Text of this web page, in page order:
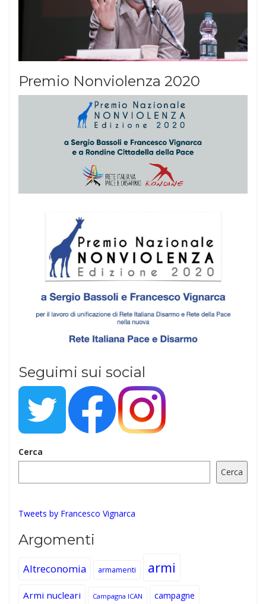
Premio Nonviolenza 2020
Seguimi sui social
Cerca
Cerca
Tweets by Francesco Vignarca
Argomenti
Altreconomia armamenti armi
Armi nucleari Campagna ICAN campagne